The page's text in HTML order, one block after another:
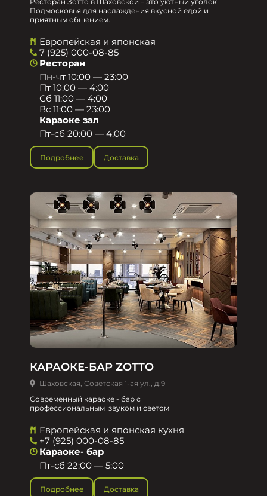
Подмосковья для наслаждения вкусной едой и
приятным общением.​
Европейская и японская
7 (925) 000-08-85
Ресторан
Пн-чт 10:00 — 23:00
Пт 10:00 — 4:00
Сб 11:00 — 4:00
Вс 11:00 — 23:00
Караоке зал
Пт-сб 20:00 — 4:00
Подробнее Доставка
КАРАОКЕ-БАР ZOTTO
Шаховская, Советская 1-ая ул., д.9
Современный караоке - бар с
профессиональным звуком и светом
Европейская и японская кухня
+7 (925) 000-08-85
Караоке- бар
Пт-сб 22:00 — 5:00
Подробнее Доставка